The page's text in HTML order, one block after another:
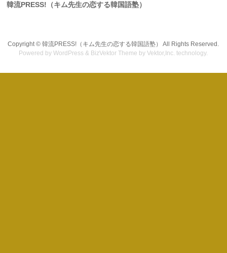
韓流PRESS!（キム先生の恋する韓国語塾）
Copyright ©韓流PRESS!（キム先生の恋する韓国語塾）
All Rights Reserved.
Powered byWordPress & BizVektor Theme by Vektor,Inc. technology.